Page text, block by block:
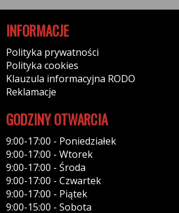
INFORMACJE
Polityka prywatności
Polityka cookies
Klauzula informacyjna RODO
Reklamacje
GODZINY OTWARCIA
9:00-17:00 - Poniedziałek
9:00-17:00 - Wtorek
9:00-17:00 - Środa
9:00-17:00 - Czwartek
9:00-17:00 - Piątek
9:00-15:00 - Sobota